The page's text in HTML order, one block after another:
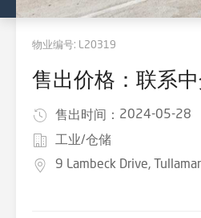
物业编号: L20319
售出价格：联系
售出时间： 2024-05-28
工业/仓储
9 Lambeck Drive,